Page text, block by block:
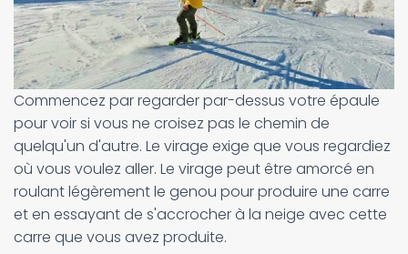
Commencez par regarder par-dessus votre épaule
pour voir si vous ne croisez pas le chemin de
quelqu'un d'autre. Le virage exige que vous regardiez
où vous voulez aller. Le virage peut être amorcé en
roulant légèrement le genou pour produire une carre
et en essayant de s'accrocher à la neige avec cette
carre que vous avez produite.